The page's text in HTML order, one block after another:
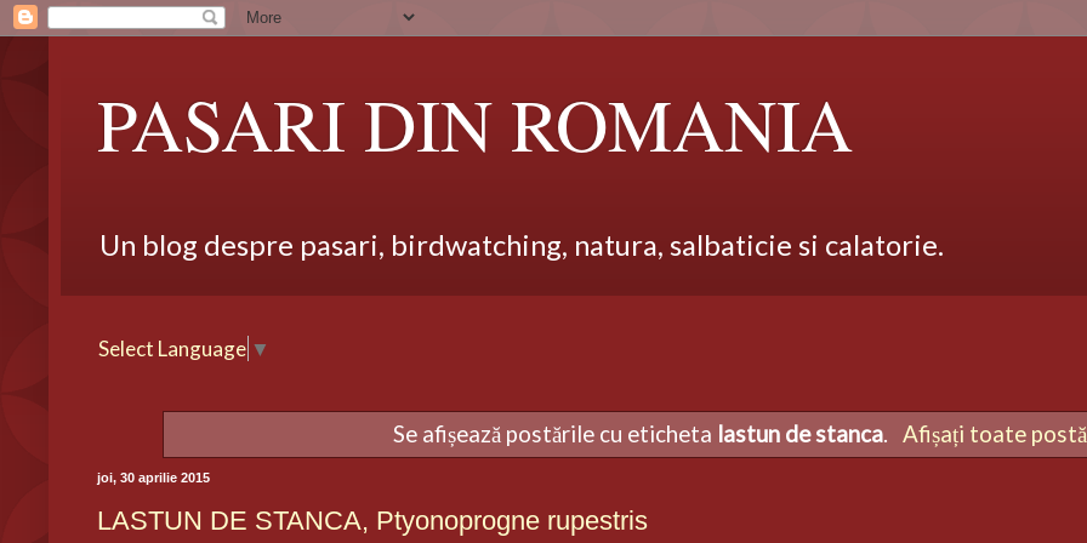
PASARI DIN ROMANIA
Un blog despre pasari, birdwatching, natura, salbaticie si calatorie.
Select Language ▼
Se afișează postările cu eticheta lastun de stanca. Afișați toate
joi, 30 aprilie 2015
LASTUN DE STANCA, Ptyonoprogne rupestris